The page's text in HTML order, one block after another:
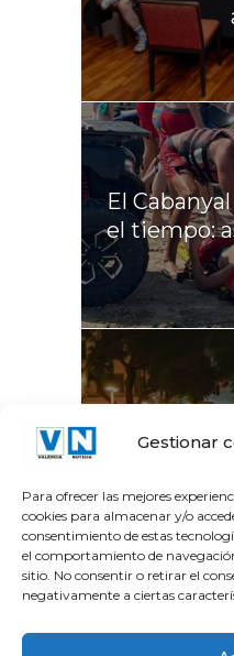
Gestionar
Para ofrecer las mejores
cookies para almacenar y/o
consentimiento de estas
el comportamiento de
sitio. No consentir o retirar el
negativamente a ciertas
El
el tiempo:
del Túria